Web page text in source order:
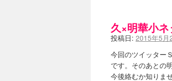
久×明華小
投稿日: 2015年5月
今回のツイッター
です。そのあとの
今後絡むか知りま